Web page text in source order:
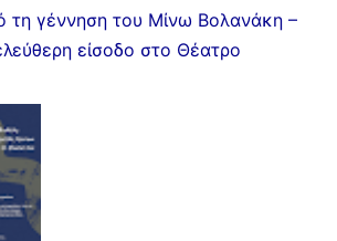
τη γέννηση του Μίνω Βολανάκη –
είσοδο στο Θέατρο